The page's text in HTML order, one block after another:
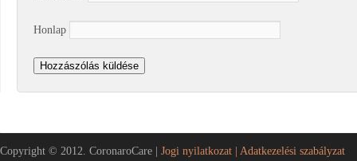
Honlap
Copyright © 2012. CoronaroCare | Jogi nyilatkozat | Adatkezelési szabályzat